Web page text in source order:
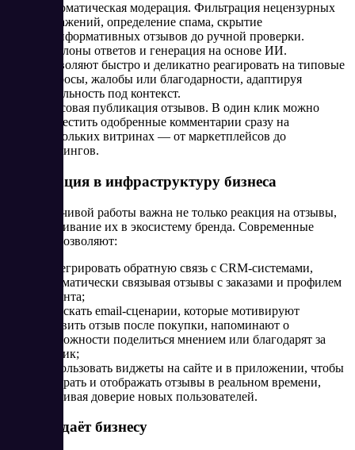
Автоматическая модерация. Фильтрация нецензурных
выражений, определение спама, скрытие
неинформативных отзывов до ручной проверки.
Шаблоны ответов и генерация на основе ИИ.
Позволяют быстро и деликатно реагировать на типовые
вопросы, жалобы или благодарности, адаптируя
тональность под контекст.
Массовая публикация отзывов. В один клик можно
разместить одобренные комментарии сразу на
нескольких витринах — от маркетплейсов до
лендингов.
Интеграция в инфраструктуру бизнеса
Для устойчивой работы важна не только реакция на отзывы,
но и встраивание их в экосистему бренда. Современные
решения позволяют:
Интегрировать обратную связь с CRM-системами,
автоматически связывая отзывы с заказами и профилем
клиента;
Запускать email-сценарии, которые мотивируют
оставить отзыв после покупки, напоминают о
возможности поделиться мнением или благодарят за
отклик;
Использовать виджеты на сайте и в приложении, чтобы
собирать и отображать отзывы в реальном времени,
усиливая доверие новых пользователей.
Что это даёт бизнесу